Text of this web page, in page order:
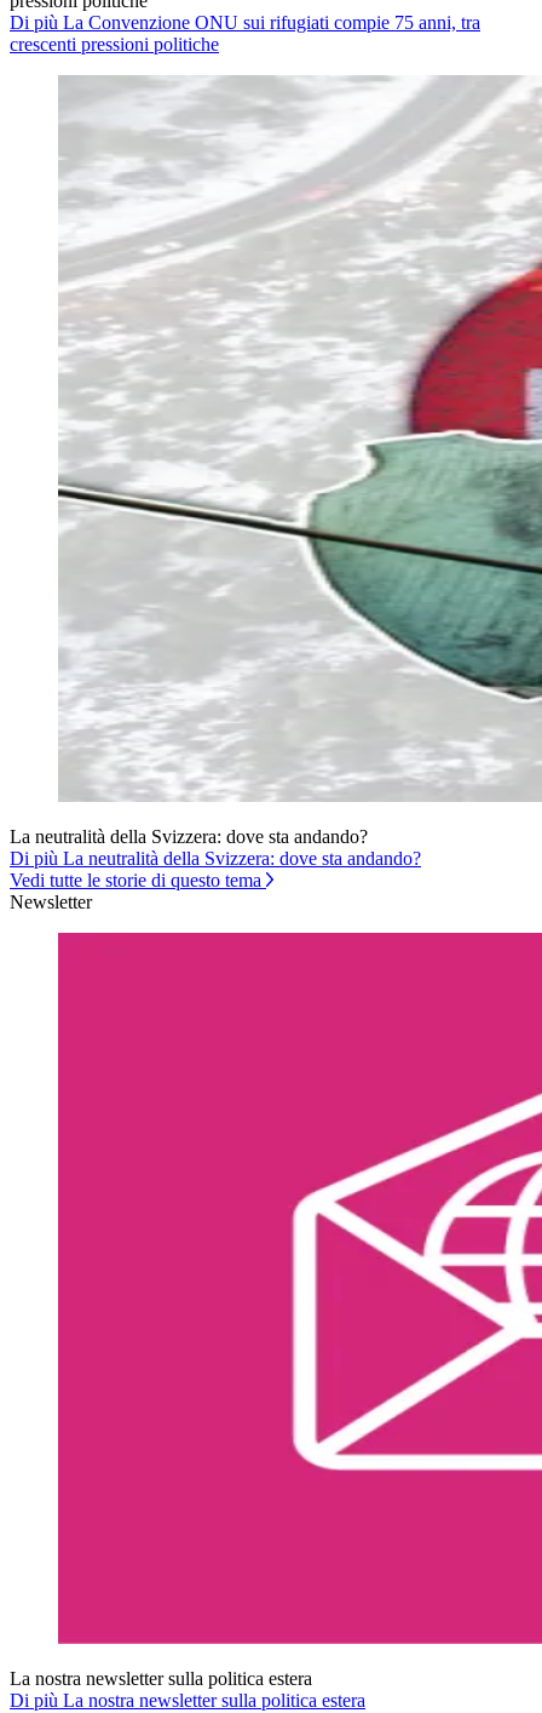
Di più La Convenzione ONU sui rifugiati compie 75 anni, tra
crescenti pressioni politiche
La neutralità della Svizzera: dove sta andando?
Di più La neutralità della Svizzera: dove sta andando?
Vedi tutte le storie di questo tema
Newsletter
La nostra newsletter sulla politica estera
Di più La nostra newsletter sulla politica estera